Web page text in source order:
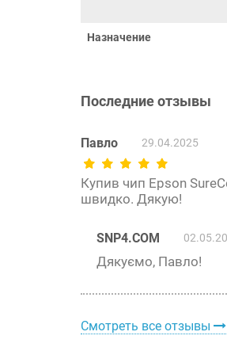
Назначение
Последние отзывы
Павло 29.04.2025
Купив чип Epson
швидко. Дякую!
SNP4.COM
Дякуємо, Павло!
Смотреть все отзывы